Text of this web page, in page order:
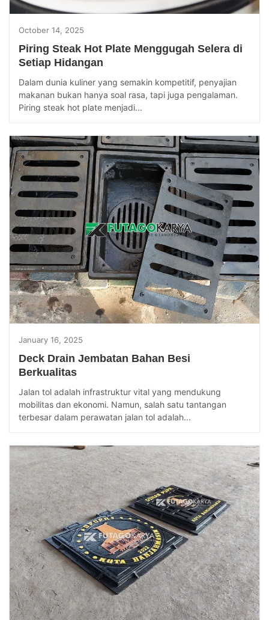
October 14, 2025
Piring Steak Hot Plate Menggugah Selera di
Setiap Hidangan
Dalam dunia kuliner yang semakin kompetitif, penyajian
makanan bukan hanya soal rasa, tapi juga pengalaman.
Piring steak hot plate menjadi...
January 16, 2025
Deck Drain Jembatan Bahan Besi
Berkualitas
Jalan tol adalah infrastruktur vital yang mendukung
mobilitas dan ekonomi. Namun, salah satu tantangan
terbesar dalam perawatan jalan tol adalah...